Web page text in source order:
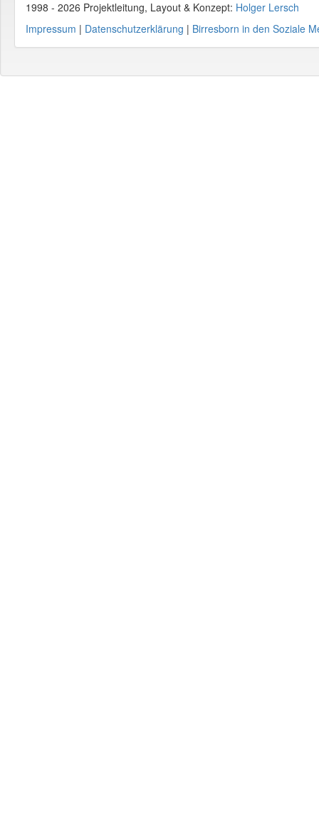
1998 - 2026 Projektleitung, Layout & Konzept: Holger Lersch
Impressum | Datenschutzerklärung | Birresborn in den Soziale